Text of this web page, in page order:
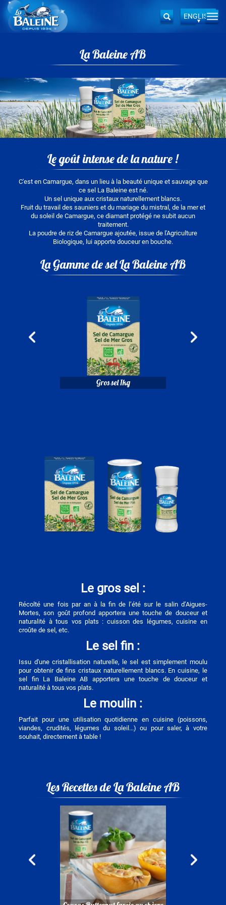
ENGLISH
Search
La Baleine AB
Le goût intense de la nature !
C'est en Camargue, dans un lieu à la beauté unique et sauvage que
ce sel La Baleine est né.
Un sel unique aux cristaux naturellement blancs.
Fruit du travail des sauniers et du mariage du mistral, de la mer et
du soleil de Camargue, ce diamant protégé ne subit aucun
traitement.
La poudre de riz de Camargue ajoutée, issue de l'Agriculture
Biologique, lui apporte douceur en bouche.
La Gamme de sel La Baleine AB
Sel Fin 250g
Le gros sel :
Récolté une fois par an à la fin de l’été sur le salin d’Aigues-
Mortes, son goût profond apportera une touche de douceur et
naturalité à tous vos plats : cuisson des légumes, cuisine en
croûte de sel, etc.
Le sel fin :
Issu d'une cristallisation naturelle, le sel est simplement moulu
pour obtenir de fins cristaux naturellement blancs. En cuisine, le
sel fin La Baleine AB apportera une touche de douceur et
naturalité à tous vos plats.
Le moulin :
Parfait pour une utilisation quotidienne en cuisine (poissons,
viandes, crudités, légumes du soleil...) ou pour saler, à votre
souhait, directement à table !
Les Recettes de La Baleine AB
Image